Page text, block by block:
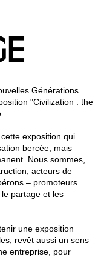
Générations
"Civilization : the
exposition qui
bercée, mais
Nous sommes,
acteurs de
– promoteurs
partage et les
une exposition
revêt aussi un sens
entreprise, pour